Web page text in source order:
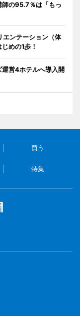
師の95.7％は「もっ
エンテーション（体
めの1歩！
運営4ホテルへ導入開
買う
特集